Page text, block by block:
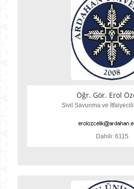
Öğr. Gör. Erol
Sivil Savunma ve
Dahili: 6115